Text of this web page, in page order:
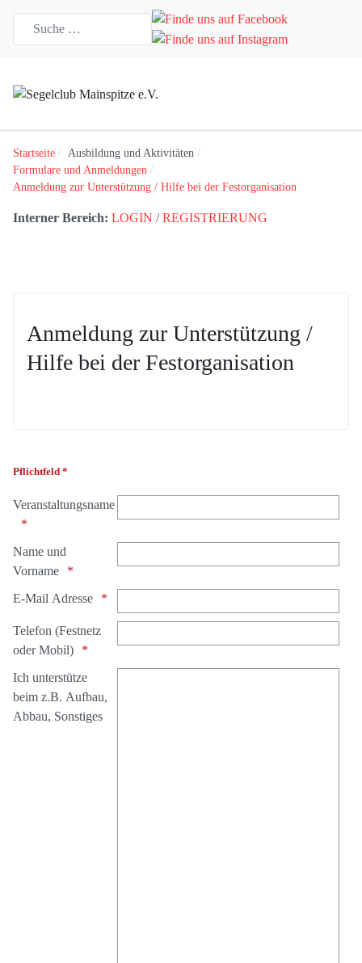
Startseite
Ausbildung und Aktivitäten
Formulare und Anmeldungen
Anmeldung zur Unterstützung / Hilfe bei der Festorganisation
Interner Bereich: LOGIN /REGISTRIERUNG
Anmeldung zur Unterstützung /
Hilfe bei der Festorganisation
Pflichtfeld *
Veranstaltungsname
Name und
Vorname
E-Mail Adresse
Telefon (Festnetz
oder Mobil)
Ich unterstütze
beim z.B. Aufbau,
Abbau, Sonstiges